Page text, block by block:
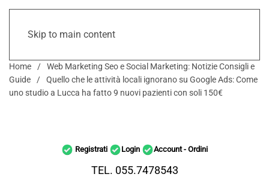
Skip to main content
Home
Web Marketing Seo e Social Marketing: Notizie Consigli e
Guide
Quello che le attività locali ignorano su Google Ads: Come
uno studio a Lucca ha fatto 9 nuovi pazienti con soli 150€
Registrati Login Account - Ordini
TEL. 055.7478543